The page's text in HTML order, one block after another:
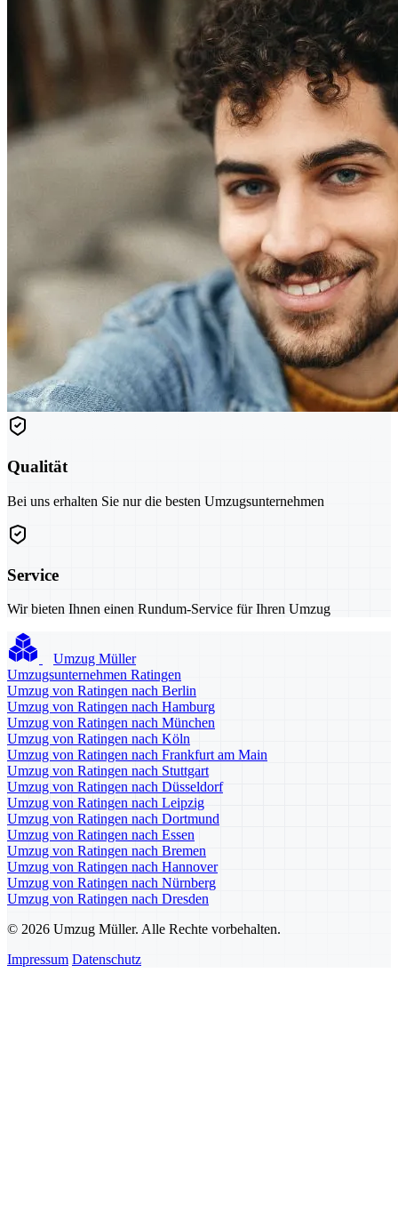
Qualität
Bei uns erhalten Sie nur die besten Umzugsunternehmen
Service
Wir bieten Ihnen einen Rundum-Service für Ihren Umzug
Umzug Müller
Umzugsunternehmen Ratingen
Umzug von Ratingen nach Berlin
Umzug von Ratingen nach Hamburg
Umzug von Ratingen nach München
Umzug von Ratingen nach Köln
Umzug von Ratingen nach Frankfurt am Main
Umzug von Ratingen nach Stuttgart
Umzug von Ratingen nach Düsseldorf
Umzug von Ratingen nach Leipzig
Umzug von Ratingen nach Dortmund
Umzug von Ratingen nach Essen
Umzug von Ratingen nach Bremen
Umzug von Ratingen nach Hannover
Umzug von Ratingen nach Nürnberg
Umzug von Ratingen nach Dresden
© 2026 Umzug Müller. Alle Rechte vorbehalten.
Impressum Datenschutz